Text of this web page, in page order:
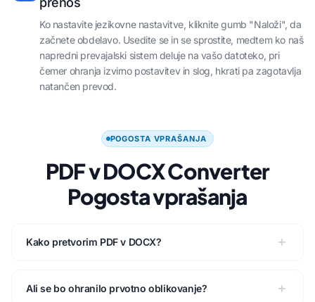
Ko nastavite jezikovne nastavitve, kliknite gumb "Naloži", da
začnete obdelavo. Usedite se in se sprostite, medtem ko naš
napredni prevajalski sistem deluje na vašo datoteko, pri
čemer ohranja izvirno postavitev in slog, hkrati pa zagotavlja
natančen prevod.
POGOSTA VPRAŠANJA
PDF v DOCX Converter
Pogosta vprašanja
Kako pretvorim PDF v DOCX?
Ali se bo ohranilo prvotno oblikovanje?